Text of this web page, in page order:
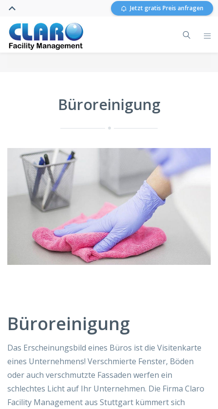
Jetzt gratis Preis anfragen
Büroreinigung
Büroreinigung
Das Erscheinungsbild eines Büros ist die Visitenkarte
eines Unternehmens! Verschmierte Fenster, Böden
oder auch verschmutzte Fassaden werfen ein
schlechtes Licht auf Ihr Unternehmen. Die Firma Claro
Facility Management aus Stuttgart kümmert sich